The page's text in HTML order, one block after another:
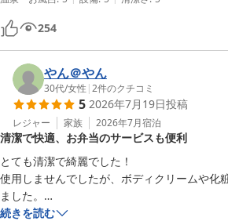
254
やん＠やん
30代/女性 |2件のクチコミ
5 2026年7月19日投稿
レジャー 家族 2026年7月宿泊
清潔で快適、お弁当のサービスも便利
とても清潔で綺麗でした！
使用しませんでしたが、ボディクリームや化
ました。
歯ブラシは有料。
続きを読む